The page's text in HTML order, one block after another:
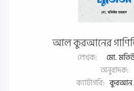
আল কুরআনের
লেখক:
মো.
অনুবাদক:
ক্যাটাগরি: কুরআন